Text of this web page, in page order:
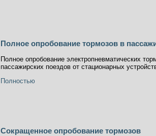
Полное опробование тормозов в
Полное опробование электропневматических
пассажирских поездов от стационарных
Полностью
Сокращенное опробование тормозов